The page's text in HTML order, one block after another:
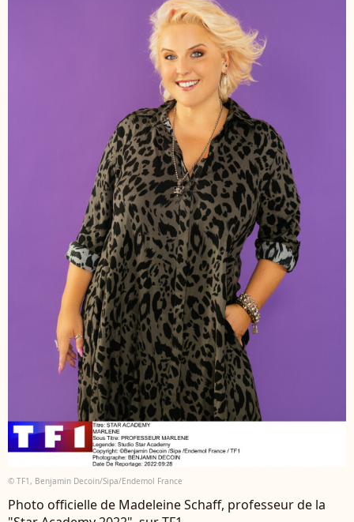
© TF1, Benjamin Decoin/Sipa/Endemol France
Photo officielle de Madeleine Schaff, professeur de la